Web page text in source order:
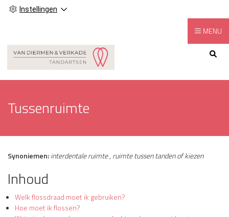
Instellingen
Hoofdmenu
MENU
Tussenruimte
Synoniemen:interdentale ruimte, ruimte tussen tanden of kiezen
Inhoud
Welk flossdraad moet ik gebruiken?
Hoe moet ik flossen?